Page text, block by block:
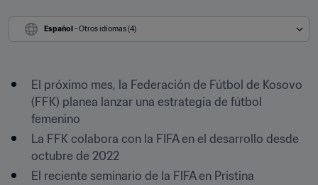
Español - Otros idiomas (4)
El próximo mes, la Federación de Fútbol de Kosovo
(FFK) planea lanzar una estrategia de fútbol
femenino
La FFK colabora con la FIFA en el desarrollo desde
octubre de 2022
El reciente seminario de la FIFA en Pristina